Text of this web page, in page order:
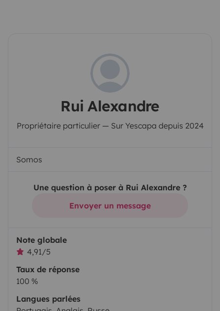
Rui Alexandre
Propriétaire particulier — Sur Yescapa depuis 2024
Somos
Une question à poser à Rui Alexandre ?
Envoyer un message
Note globale
4,91/5
Taux de réponse
100 %
Langues parlées